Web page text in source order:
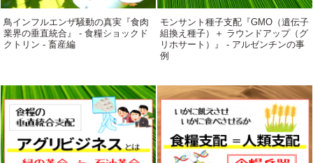
鳥インフルエンザ騒動の真実『食肉
業界の垂直統合』 - 食糧ショックド
クトリン - 畜産編
モンサント種子支配『GMO（遺伝子
組換え種子）＋ ラウンドアップ（グ
リホサート）』 - アルゼンチンの事
例